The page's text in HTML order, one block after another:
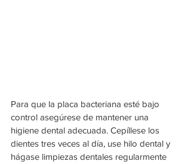
Para que la placa bacteriana esté bajo
control asegúrese de mantener una
higiene dental adecuada. Cepíllese los
dientes tres veces al día, use hilo dental y
hágase limpiezas dentales regularmente